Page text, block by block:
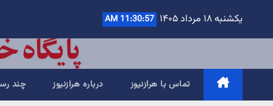
یکشنبه ۱۸ مرداد ۱۴۰۵ 11:30:58 AM
تماس با هرازنیوز درباره هرازنیوز چند